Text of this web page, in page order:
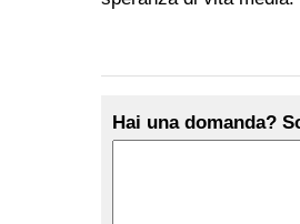
Hai una domanda?